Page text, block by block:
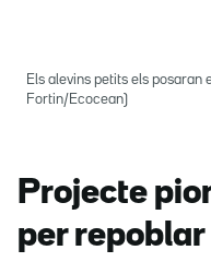
Els alevins petits els
Fortin/Ecocean)
Projecte
per